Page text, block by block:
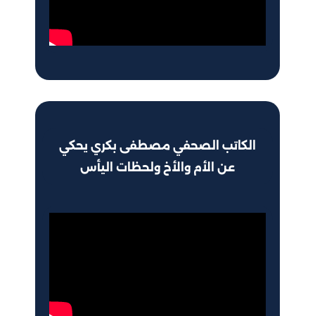
الكاتب الصحفي مصطفى بكري يحكي
عن الأم والأخ ولحظات اليأس